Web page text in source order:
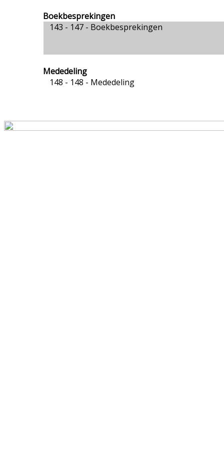
Boekbesprekingen
143 - 147 - Boekbesprekingen
Mededeling
148 - 148 - Mededeling